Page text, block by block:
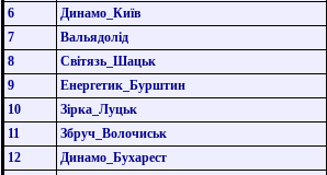
6
Динамо_Київ
7
Вальядолід
8
Світязь_Шацьк
9
Енергетик_Бурштин
10
Зірка_Луцьк
11
Збруч_Волочиськ
12
Динамо_Бухарест